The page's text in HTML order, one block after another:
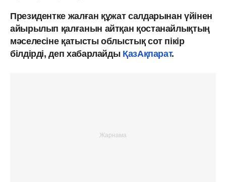
Президентке жалған құжат салдарынан үйінен
айырылып қалғанын айтқан қостанайлықтың
мәселесіне қатысты облыстық сот пікір
білдірді, деп хабарлайды ҚазАқпарат.